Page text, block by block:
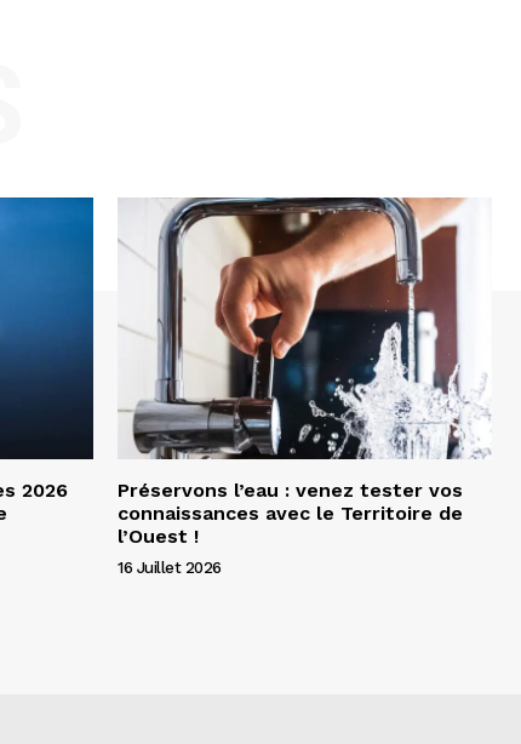
2026
Préservons l’eau : venez tester vos
connaissances avec le Territoire de
l’Ouest !
16 Juillet 2026